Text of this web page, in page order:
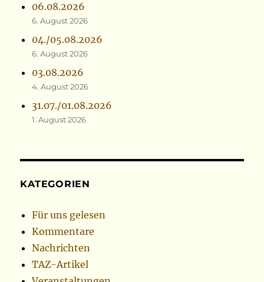
06.08.2026
6. August 2026
04./05.08.2026
6. August 2026
03.08.2026
4. August 2026
31.07./01.08.2026
1. August 2026
KATEGORIEN
Für uns gelesen
Kommentare
Nachrichten
TAZ-Artikel